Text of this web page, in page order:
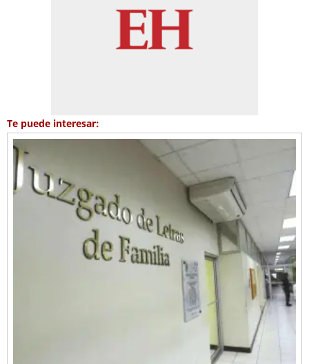
Te puede interesar: